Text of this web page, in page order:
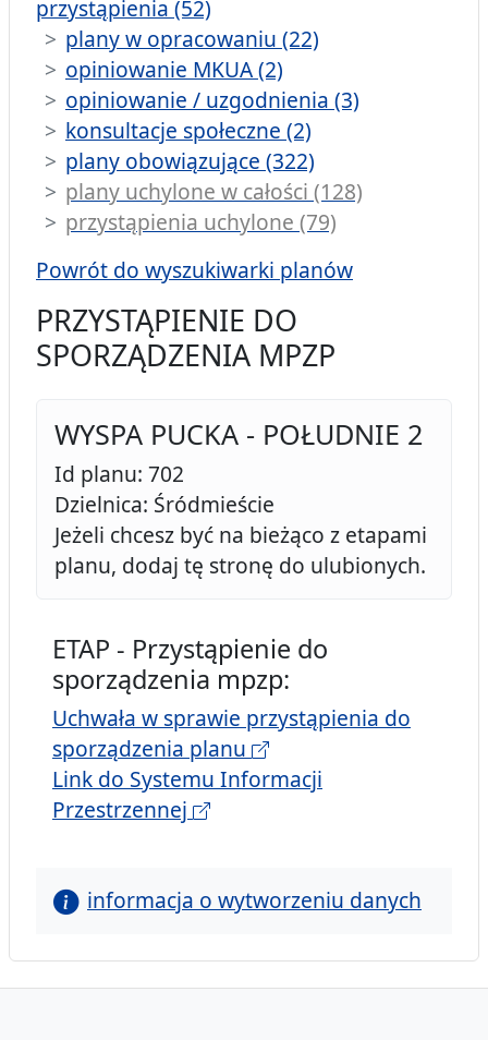
przystąpienia (52)
plany w opracowaniu (22)
opiniowanie MKUA (2)
opiniowanie / uzgodnienia (3)
konsultacje społeczne (2)
plany obowiązujące (322)
plany uchylone w całości (128)
przystąpienia uchylone (79)
Powrót do wyszukiwarki planów
PRZYSTĄPIENIE DO
SPORZĄDZENIA MPZP
WYSPA PUCKA - POŁUDNIE 2
Id planu: 702
Dzielnica: Śródmieście
Jeżeli chcesz być na bieżąco z etapami
planu, dodaj tę stronę do ulubionych.
ETAP - Przystąpienie do
sporządzenia mpzp:
Uchwała w sprawie przystąpienia do
sporządzenia planu
Link do Systemu Informacji
Przestrzennej
informacja o wytworzeniu danych